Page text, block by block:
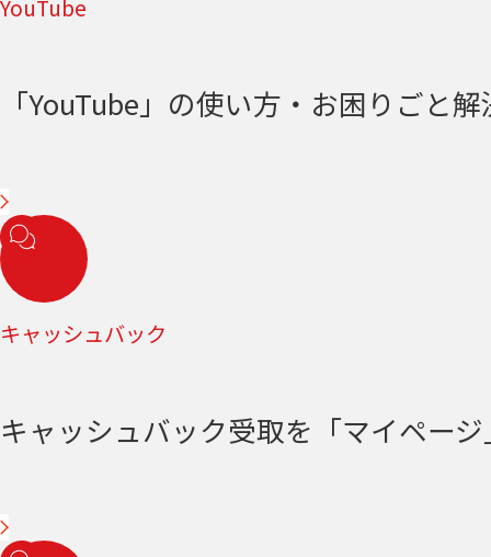
YouTube
「YouTube」の使い方・お困りごと
キャッシュバック
キャッシュバック受取を「マイペー